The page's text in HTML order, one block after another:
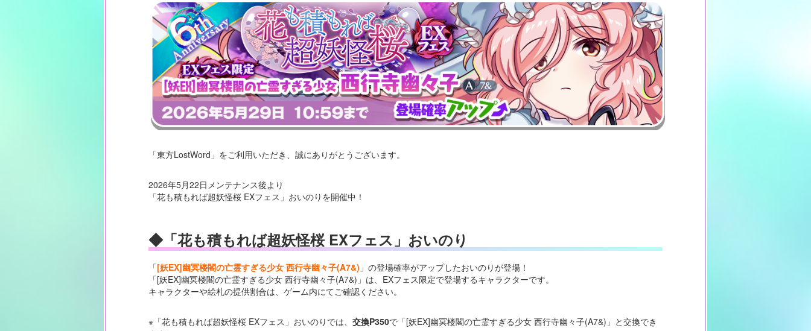
「東方LostWord」をご利用いただき、誠にありがとうございます。
2026年5月22日メンテナンス後より
「花も積もれば超妖怪桜 EXフェス」おいのりを開催中！
◆「花も積もれば超妖怪桜 EXフェス」おいのり
「[妖EX]幽冥楼閣の亡霊すぎる少女 西行寺幽々子(A7&) 」の登場確率がアップしたおいのりが登場！
「[妖EX]幽冥楼閣の亡霊すぎる少女 西行寺幽々子(A7&)」は、EXフェス限定で登場するキャラクターです。
キャラクターや絵札の提供割合は、ゲーム内にてご確認ください。
※「花も積もれば超妖怪桜 EXフェス」おいのりでは、 交換P350で「[妖EX]幽冥楼閣の亡霊すぎる少女 西行寺幽々子(A7&)」と交換でき